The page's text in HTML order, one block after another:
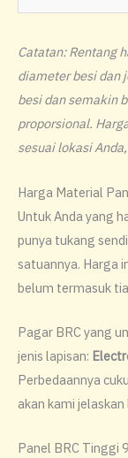
Catatan: Rentang
diameter besi dan
besi dan semakin
proporsional.
sesuai lokasi
Harga Material
Untuk Anda yang
punya tukang
satuannya. Harga
belum termasuk
Pagar BRC yang
jenis lapisan:
Perbedaannya
akan kami
Panel BRC Tinggi